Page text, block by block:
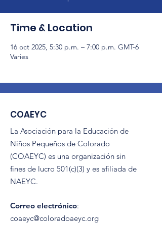
Time & Location
16 oct 2025, 5:30 p.m. – 7:00 p.m. GMT-6
Varies
COAEYC
La Asociación para la Educación de
Niños Pequeños de Colorado
(COAEYC) es una organización sin
fines de lucro 501(c)(3) y es afiliada de
NAEYC.
Correo electrónico:
coaeyc@coloradoaeyc.org